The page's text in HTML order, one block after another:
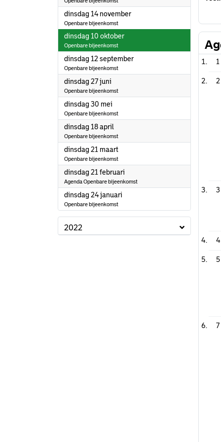
dinsdag 14 november2023
Openbare bijeenkomst
dinsdag 10 oktober2023
Openbare bijeenkomst
dinsdag 12 september2023
Openbare bijeenkomst
dinsdag 27 juni
Openbare bijeenkomst
dinsdag 30 mei
Openbare bijeenkomst
dinsdag 18 april
Openbare bijeenkomst
dinsdag 21 maart2023
Openbare bijeenkomst
dinsdag 21 februari
Agenda Openbare bijeenkomst
dinsdag 24 januari
Openbare bijeenkomst
2022
1
2
3
4
5
7